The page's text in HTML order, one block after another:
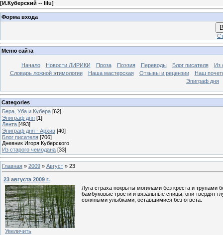
[И.Куберский -- lilu]
Форма входа
Меню сайта
Начало Новости ЛИРИКИ Проза Поэзия Переводы Блог писателя
Из
Словарь ложной этимологии
Наша мастерская Отзывы и рецензии
Наш
Эпиграф дня
Categories
Бера, Уба и Кубера [62]
Эпиграф дня [1]
Лента [493]
Эпиграф дня - Архив [40]
Блог писателя [706]
Дневник Игоря Куберского
Из старого чемодана [33]
Главная » 2009 » Август » 23
23 августа 2009 г.
Увеличить
Луга страха покрыты могилами без креста и трупами
бамбуковые трости и вязальные спицы; они твердят
соляными улыбками, оставшимися без ответа.